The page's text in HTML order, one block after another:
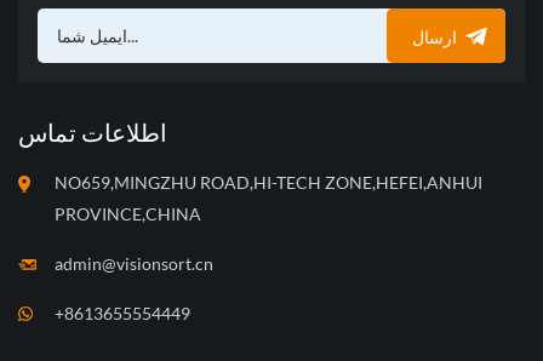
کشور انواع خشک کن.
ارسال
اطلاعات تماس
NO659,MINGZHU ROAD,HI-TECH ZONE,HEFEI,ANHUI
PROVINCE,CHINA
admin@visionsort.cn
+8613655554449